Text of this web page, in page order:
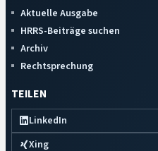
Aktuelle Ausgabe
HRRS-Beiträge suchen
Archiv
Rechtsprechung
TEILEN
LinkedIn
Xing